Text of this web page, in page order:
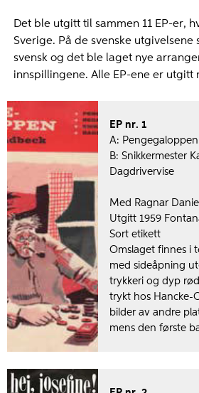
Det ble utgitt til sammen 11 EP-er,
Sverige. På de svenske utgivelsene
svensk og det ble laget nye
innspillingene. Alle EP-ene er utgitt
EP nr. 1
A:
B: Snikkermester
Dagdrivervise
Med Ragnar
Utgitt 1959
Sort etikett
Omslaget finnes i
med sideåpning
trykkeri og dyp
trykt hos Hancke-
bilder av andre
mens den første